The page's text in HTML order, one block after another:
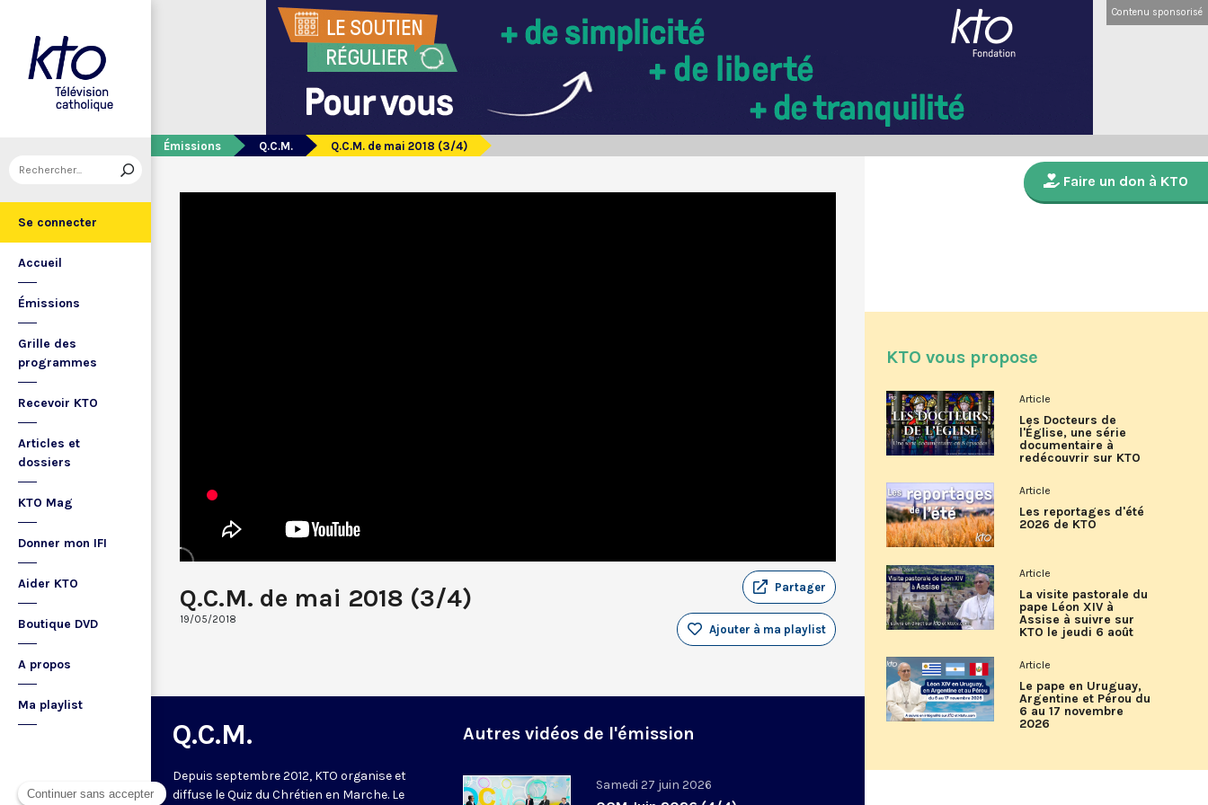
Se connecter
Accueil
Émissions
Grille des
programmes
Recevoir KTO
Articles et
dossiers
KTO Mag
Donner mon IFI
Aider KTO
Boutique DVD
A propos
Ma playlist
Contenu sponsorisé
Émissions Q.C.M. Q.C.M. de mai 2018 (3/4)
Q.C.M. de mai 2018 (3/4)
19/05/2018
Partager
Ajouter à ma playlist
Q.C.M.
Depuis septembre 2012, KTO organise et
diffuse le Quiz du Chrétien en Marche. Le
Autres vidéos de l'émission
Samedi 27 juin 2026
Faire un don à KTO
KTO vous propose
Article
Les Docteurs de
l'Église, une série
documentaire à
redécouvrir sur KTO
Article
Les reportages d'été
2026 de KTO
Article
La visite pastorale du
pape Léon XIV à
Assise à suivre sur
KTO le jeudi 6 août
Article
Le pape en Uruguay,
Argentine et Pérou du
6 au 17 novembre
2026